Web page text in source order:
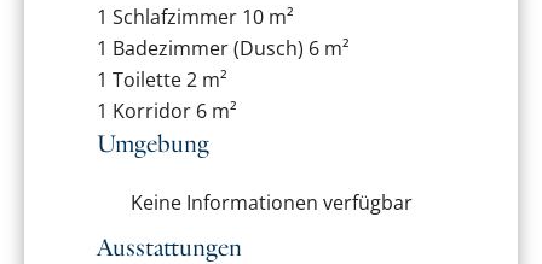
1 Schlafzimmer 10 m²
1 Badezimmer (Dusch) 6 m²
1 Toilette2 m²
1 Korridor 6 m²
Umgebung
Keine Informationen verfügbar
Ausstattungen